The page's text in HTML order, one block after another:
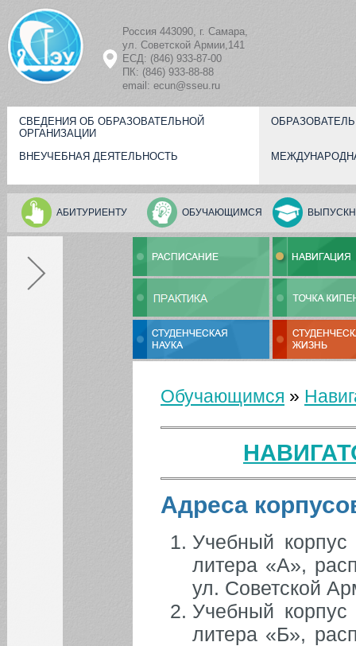
Перейти к основному содержанию
Россия 443090, г. Самара,
ул. Советской Армии,141
ЕСД: (846) 933-87-00
ПК: (846) 933-88-88
email: ecun@sseu.ru
СВЕДЕНИЯ ОБ ОБРАЗОВАТЕЛЬНОЙ
ОРГАНИЗАЦИИ
ВНЕУЧЕБНАЯ ДЕЯТЕЛЬНОСТЬ
ОБУЧАЮЩИМСЯ
АБИТУРИЕНТУ
Вы здесь
Обучающимся »
Адреса
Учебный
литера «А»,
ул. Советской
Учебный
литера «Б»,